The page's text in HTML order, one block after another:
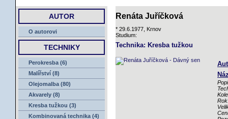
AUTOR
O autorovi
TECHNIKY
Perokresba (6)
Malířství (8)
Olejomalba (80)
Akvarely (8)
Kresba tužkou (3)
Kombinovaná technika (4)
Renáta Juříčková
* 29.6.1977, Krnov
Studium:
Technika: Kresba tužkou